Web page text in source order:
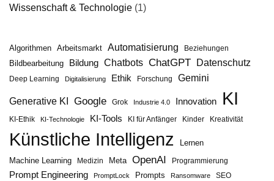
Wissenschaft & Technologie (1)
Algorithmen Arbeitsmarkt Automatisierung Beziehungen
Bildbearbeitung Bildung Chatbots ChatGPT Datenschutz
Deep Learning Digitalisierung Ethik Forschung Gemini
Generative KI Google Grok Industrie 4.0 Innovation KI
KI-Ethik KI-Technologie KI-Tools KI für Anfänger Kinder Kreativität
Künstliche Intelligenz
Lernen
Machine Learning
Medizin Meta OpenAI Programmierung
Prompt Engineering PromptLock Prompts Ransomware SEO